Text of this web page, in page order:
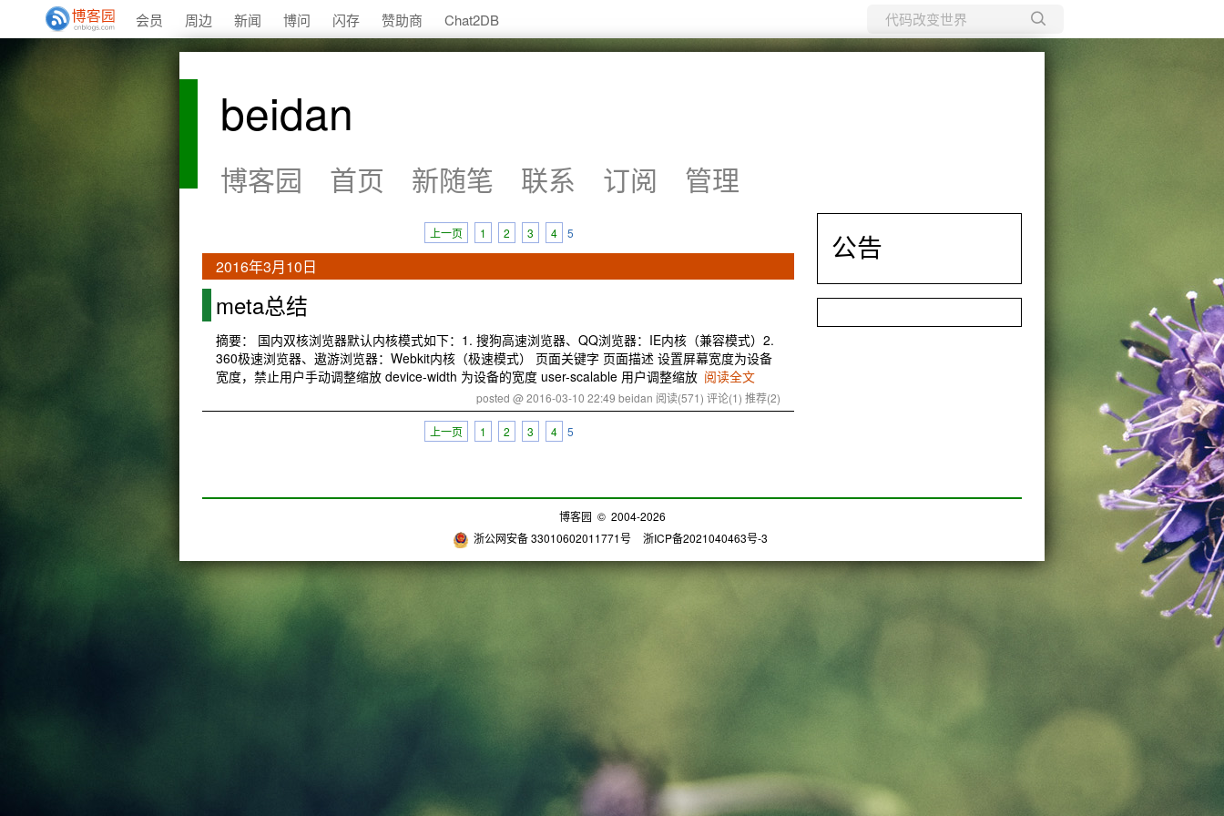
会员 周边 新闻 博问 闪存 赞助商 Chat2DB
所有博客
beidan
博客园 首页 新随笔 联系 订阅 管理
上一页 1 2 3 4 5
2016年3月10日
meta总结
摘要： 国内双核浏览器默认内核模式如下：1. 搜狗高速浏览器、QQ浏览器：IE内核（兼容模式）2.
360极速浏览器、遨游浏览器：Webkit内核（极速模式） 页面关键字 页面描述 设置屏幕宽度为设备
宽度，禁止用户手动调整缩放 device-width 为设备的宽度 user-scalable 用户调整缩放 阅读全文
posted @ 2016-03-10 22:49 beidan 阅读(571) 评论(1) 推荐(2)
上一页 1 2 3 4 5
公告
博客园 © 2004-2026
浙公网安备 33010602011771号
浙ICP备2021040463号-3